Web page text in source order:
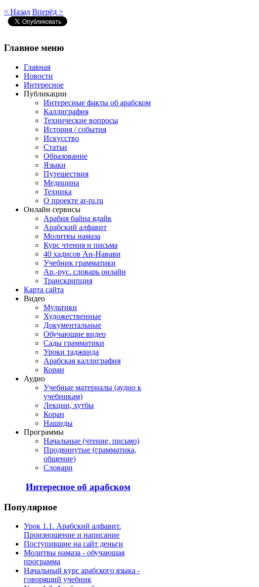
< Назад Вперёд >
Главное меню
Главная
Новости
Интересное
Публикации
Интересные факты об арабском
Каллиграфия
Технические вопросы
История / события
Искусство
Статьи
Образование
Языки
Путешествия
Медицина
Техника
О проекте ar-ru.ru
Онлайн сервисы
Арабия байна ядайк
Арабский алфавит
Молитвы намаза
Курс чтения и письма
40 хадисов Ан-Навави
Учебник грамматики
Ар.-рус. словарь онлайн
Транскрипция
Карта сайта
Видео
Мультики
Художественные
Документальные
Обучающие видео
Сады грамматики
Уроки таджвида
Арабская каллиграфия
Коран
Аудио
Учебные материалы (аудио к
учебникам)
Лекции, хутбы
Коран
Нашиды
Программы
Начальные (чтение, письмо)
Продвинутые (грамматика,
общение)
Словари
Интересное об арабском
Популярное
Урок 1.1. Арабский алфавит.
Произношение и написание
Поступившие на сайт деньги
Молитвы намаза - обучающая
программа
Начальный курс арабского языка -
говорящий учебник